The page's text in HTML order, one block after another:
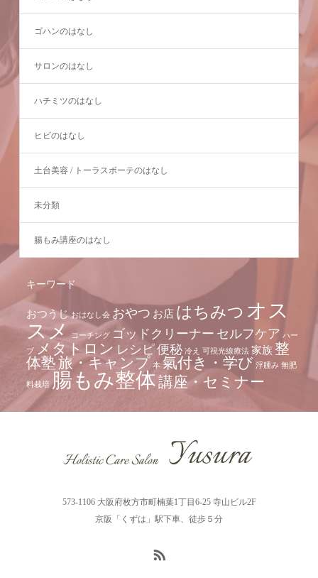
ゴハンのはなし
サロンのはなし
ハチミツのはなし
ヒビのはなし
土台美容 / トーラスボーテのはなし
未分類
腸もみ講座のはなし
キーワード
おつうじ おはなし会 おやつ お店 はちみつ オス
スメ コーチング ゴッドクリーナー セルフケア ハー
ブ
メタトロン レシピ便秘 冷え 可視光線療法 家族 整
体塾旅・キャンプ 本 氣付き・学び 浮腫み 無肥
料栽培 腸もみ整体講座・セミナー
573-1106 大阪府枚方市町楠葉1丁目6-25 寺山ビル2F
京阪「くずは」駅下車、徒歩５分